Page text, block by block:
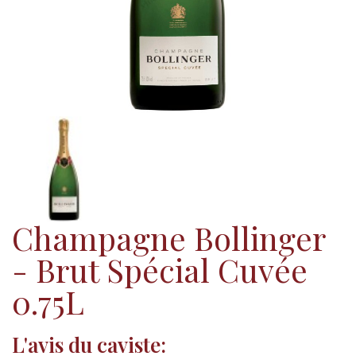
Champagne Bollinger
- Brut Spécial Cuvée
0.75L
L'avis du caviste: